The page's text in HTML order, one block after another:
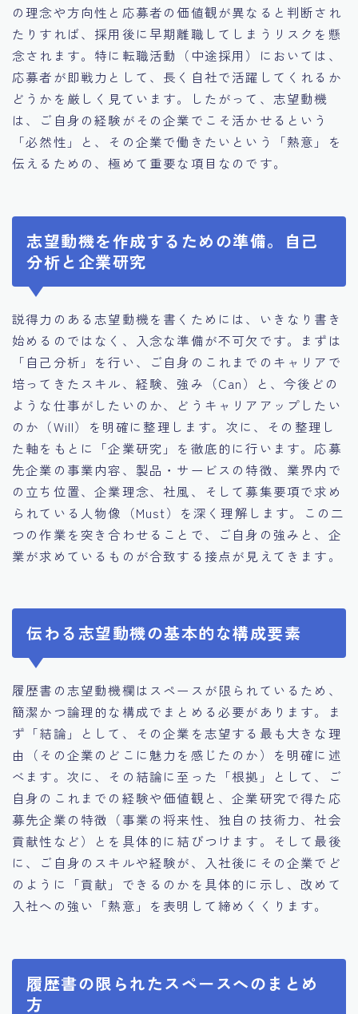
の理念や方向性と応募者の価値観が異なると判断され
たりすれば、採用後に早期離職してしまうリスクを懸
念されます。特に転職活動（中途採用）においては、
応募者が即戦力として、長く自社で活躍してくれるか
どうかを厳しく見ています。したがって、志望動機
は、ご自身の経験がその企業でこそ活かせるという
「必然性」と、その企業で働きたいという「熱意」を
伝えるための、極めて重要な項目なのです。
志望動機を作成するための準備。自己
分析と企業研究
説得力のある志望動機を書くためには、いきなり書き
始めるのではなく、入念な準備が不可欠です。まずは
「自己分析」を行い、ご自身のこれまでのキャリアで
培ってきたスキル、経験、強み（Can）と、今後どの
ような仕事がしたいのか、どうキャリアアップしたい
のか（Will）を明確に整理します。次に、その整理し
た軸をもとに「企業研究」を徹底的に行います。応募
先企業の事業内容、製品・サービスの特徴、業界内で
の立ち位置、企業理念、社風、そして募集要項で求め
られている人物像（Must）を深く理解します。この二
つの作業を突き合わせることで、ご自身の強みと、企
業が求めているものが合致する接点が見えてきます。
伝わる志望動機の基本的な構成要素
履歴書の志望動機欄はスペースが限られているため、
簡潔かつ論理的な構成でまとめる必要があります。ま
ず「結論」として、その企業を志望する最も大きな理
由（その企業のどこに魅力を感じたのか）を明確に述
べます。次に、その結論に至った「根拠」として、ご
自身のこれまでの経験や価値観と、企業研究で得た応
募先企業の特徴（事業の将来性、独自の技術力、社会
貢献性など）とを具体的に結びつけます。そして最後
に、ご自身のスキルや経験が、入社後にその企業でど
のように「貢献」できるのかを具体的に示し、改めて
入社への強い「熱意」を表明して締めくくります。
履歴書の限られたスペースへのまとめ
方